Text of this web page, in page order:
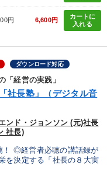
動き出す組織づくり
たい
円 6,600円
カートに
入れる
ダウンロード対応
「経営の実践」
社長塾」（デジタル音
ド・ジョンソン (元)社長
社長)
！ ◎経営者必聴の講話録が
を決定する「社長の８大実